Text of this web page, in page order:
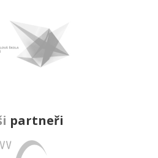
partneři